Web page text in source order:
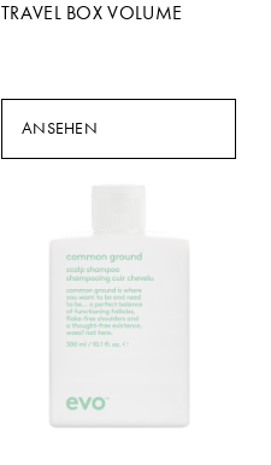
TRAVEL BOX VOLUME
ANSEHEN